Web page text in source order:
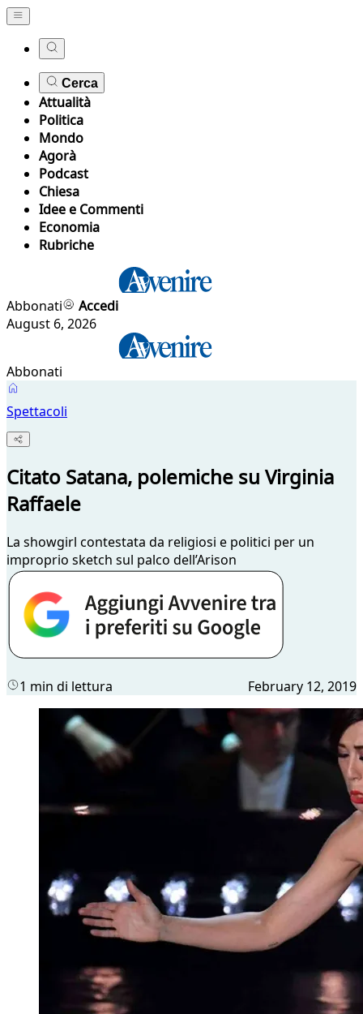
Cerca
Attualità
Politica
Mondo
Agorà
Podcast
Chiesa
Idee e Commenti
Economia
Rubriche
Abbonati
Accedi
August 6, 2026
Abbonati
Spettacoli
Citato Satana, polemiche su Virginia
Raffaele
La showgirl contestata da religiosi e politici per un
improprio sketch sul palco dell’Arison
1 min di lettura February 12, 2019